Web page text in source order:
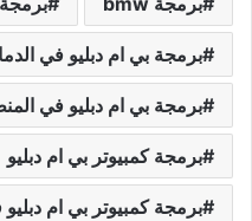
برمجة بي ام دبليو في
برمجة بي ام دبليو في
برمجة كمبيوتر بي ام دبليو
برمجة كمبيوتر بي ام